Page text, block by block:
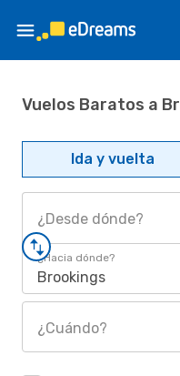
Vuelos Baratos a
Ida y vuelta
¿Desde dónde?
¿Hacia dónde?
Brookings
¿Cuándo?